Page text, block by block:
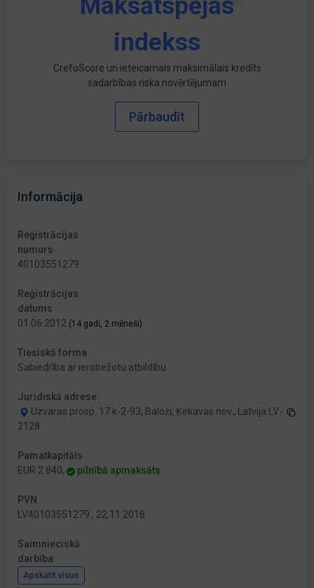
Maksātspējas
indekss
CrefoScore un ieteicamais maksimālais kredīts
sadarbības riska novērtējumam
Pārbaudīt
Informācija
Reģistrācijas
numurs
40103551279
Reģistrācijas
datums
01.06.2012 (14 gadi, 2 mēneši)
Tiesiskā forma
Sabiedrība ar ierobežotu atbildību
Juridiskā adrese
Uzvaras prosp. 17 k-2-93, Baloži, Ķekavas nov., Latvija LV-
2128
Pamatkapitāls
EUR 2 840,
pilnībā apmaksāts
PVN
LV40103551279 , 22.11.2018
Saimnieciskā
darbība
Apskatīt visus